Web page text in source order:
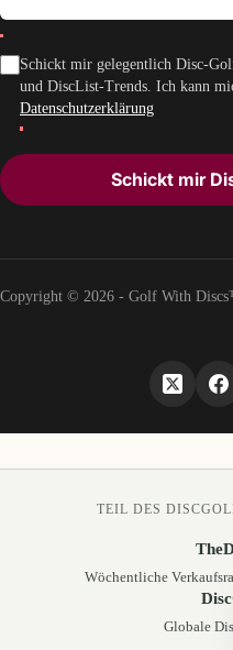
Schickt mir gelegentlich Disc-
und DiscList-Trends. Ich kann
Datenschutzerklärung
Schickt mir
Copyright © 2026 - Golf With
TEIL DES
Wöchentliche
Globale